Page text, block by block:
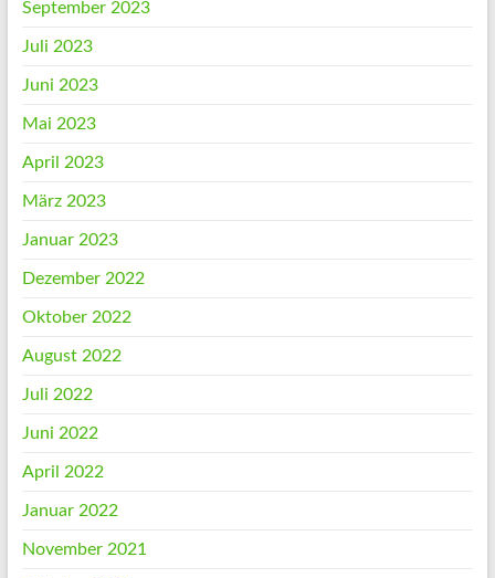
September 2023
Juli 2023
Juni 2023
Mai 2023
April 2023
März 2023
Januar 2023
Dezember 2022
Oktober 2022
August 2022
Juli 2022
Juni 2022
April 2022
Januar 2022
November 2021